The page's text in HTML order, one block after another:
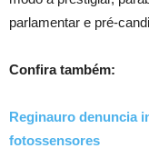
parlamentar e pré-
Confira também:
Reginauro denuncia
fotossensores